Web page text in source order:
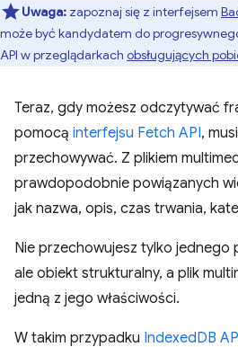
Uwaga: zapoznaj się z interfejsem
może być kandydatem do
API w przeglądarkach obsługujących
Teraz, gdy możesz odczytywać
pomocą interfejsu Fetch API,
przechowywać. Z plikiem
prawdopodobnie powiązanych
jak nazwa, opis, czas trwania,
Nie przechowujesz tylko jednego
ale obiekt strukturalny, a plik
jedną z jego właściwości.
W takim przypadku IndexedDB